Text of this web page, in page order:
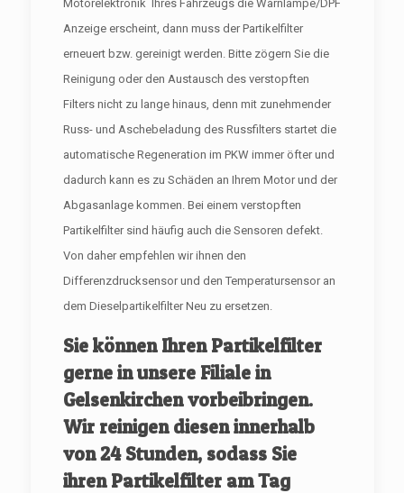
Motorelektronik Ihres Fahrzeugs die Warnlampe/DPF
Anzeige erscheint, dann muss der Partikelfilter
erneuert bzw. gereinigt werden. Bitte zögern Sie die
Reinigung oder den Austausch des verstopften
Filters nicht zu lange hinaus, denn mit zunehmender
Russ- und Aschebeladung des Russfilters startet die
automatische Regeneration im PKW immer öfter und
dadurch kann es zu Schäden an Ihrem Motor und der
Abgasanlage kommen. Bei einem verstopften
Partikelfilter sind häufig auch die Sensoren defekt.
Von daher empfehlen wir ihnen den
Differenzdrucksensor und den Temperatursensor an
dem Dieselpartikelfilter Neu zu ersetzen.
Sie können Ihren Partikelfilter
gerne in unsere Filiale in
Gelsenkirchen vorbeibringen.
Wir reinigen diesen innerhalb
von 24 Stunden, sodass Sie
ihren Partikelfilter am Tag